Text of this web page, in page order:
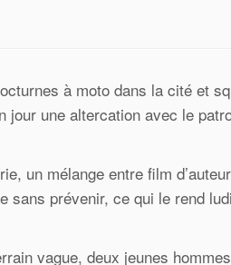
à moto dans la cité et
une altercation avec le
un mélange entre film
sans prévenir, ce qui le rend
vague, deux jeunes